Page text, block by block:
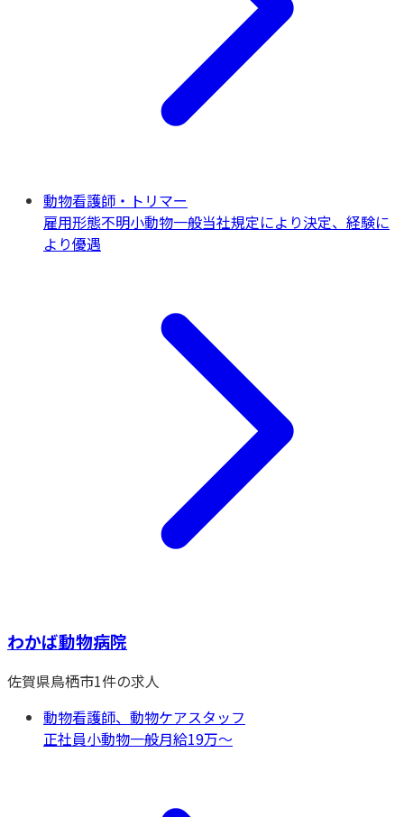
動物看護師・トリマー
雇用形態不明小動物一般当社規定により決定、経験に
より優遇
わかば動物病院
佐賀県鳥栖市1件の求人
動物看護師、動物ケアスタッフ
正社員小動物一般月給19万〜